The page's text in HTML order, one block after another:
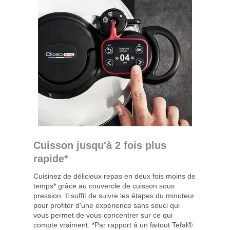
Cuisson jusqu'à 2 fois plus
rapide*
Cuisinez de délicieux repas en deux fois moins de
temps* grâce au couvercle de cuisson sous
pression. Il suffit de suivre les étapes du minuteur
pour profiter d'une expérience sans souci qui
vous permet de vous concentrer sur ce qui
compte vraiment. *Par rapport à un faitout Tefal®